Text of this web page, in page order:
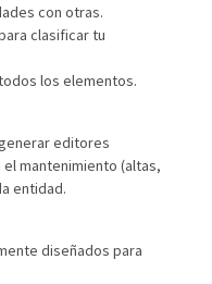
con otras.
clasificar tu
los elementos.
editores
mantenimiento (altas,
entidad.
diseñados para